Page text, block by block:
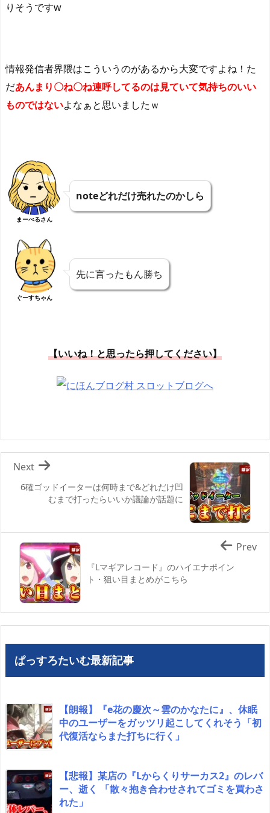
りそうですw
情報発信者界隈はこういうのがあるから大変ですよね！た
だあんまり〇ね〇ね連呼してるのは見ていて気持ちのいい
ものではないよなぁと思いましたｗ
まーべるさん
noteどれだけ売れたのかしら
ぐーすちゃん
先に言ったもん勝ち
【いいね！と思ったら押してください】
6確ゴッドイーターは何時まで&どれだけ凹
むまで打ったらいいか議論が話題に
Next
『Lマギアレコード』のハイエナポイン
ト・狙い目まとめがこちら
Prev
ぱっすろたいむ最新記事
【朗報】『e花の慶次～雲のかなたに』、休眠
中のユーザーをガッツリ起こしてくれそう「初
代復活ならまた打ちに行く」
【悲報】某店の『Lからくりサーカス2』のレバ
ー、逝く 「散々抱き合わせされてゴミを買わさ
れた」